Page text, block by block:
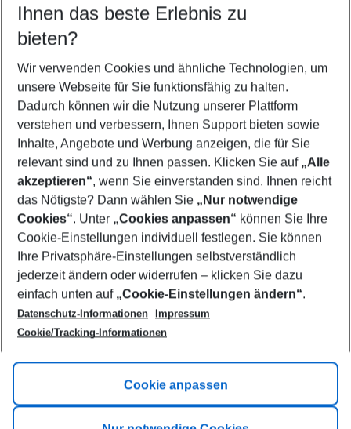
Find the perfect deal which suits your best
Your departure airport
Any airport
Select your date range
08/08/26–06/08/27 5-8 nights
Who will travel
2 adults No children
Show more filter
Footer
Footer navigation
Title A
Link A
Ihnen das beste Erlebnis zu
bieten?
Wir verwenden Cookies und ähnliche Technologien, um
unsere Webseite für Sie funktionsfähig zu halten.
Dadurch können wir die Nutzung unserer Plattform
verstehen und verbessern, Ihnen Support bieten sowie
Inhalte, Angebote und Werbung anzeigen, die für Sie
relevant sind und zu Ihnen passen. Klicken Sie auf „Alle
akzeptieren“, wenn Sie einverstanden sind. Ihnen reicht
das Nötigste? Dann wählen Sie „Nur notwendige
Cookies“. Unter „Cookies anpassen“ können Sie Ihre
Cookie-Einstellungen individuell festlegen. Sie können
Ihre Privatsphäre-Einstellungen selbstverständlich
jederzeit ändern oder widerrufen – klicken Sie dazu
einfach unten auf „Cookie-Einstellungen ändern“.
Datenschutz-Informationen
Impressum
Cookie/Tracking-Informationen
Cookie anpassen